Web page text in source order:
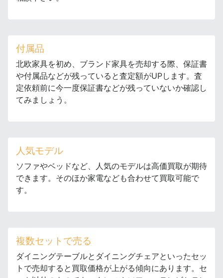
付属品
北欧家具を初め、ブランド家具を売却する際、保証書
や付属品などが残っていると査定額がUPします。査
定依頼前に今一度保証書などが残っていないか確認し
てみましょう。
人気モデル
ソファやベッドなど、人気のモデルは高価買取が期待
できます。そのほか家電なども合わせて買取可能で
す。
複数セットで売る
ダイニングテーブルとダイニングチェアといったセッ
トで売却すると買取価格が上がる傾向にあります。セ